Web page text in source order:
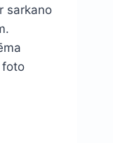
sarkano
foto